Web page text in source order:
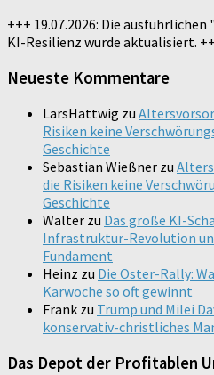
+++ 19.07.2026: Die ausführlichen "
KI-Resilienz wurde aktualisiert.
Neueste Kommentare
LarsHattwig zu
Risiken keine
Geschichte
Sebastian Wießner zu
die Risiken keine
Geschichte
Walter zu Das große KI-
Infrastruktur-Revolution
Fundament
Heinz zu Die Oster-Rally:
Karwoche so oft gewinnt
Frank zu Trump und Milei
konservativ-christliches
Das Depot der Profitablen